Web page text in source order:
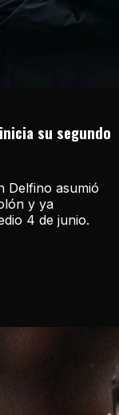
su segundo
Delfino asumió
y ya
4 de junio.